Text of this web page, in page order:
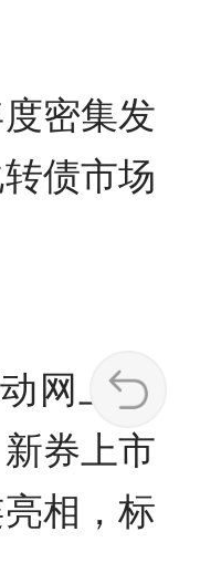
密集发
债市场
网上发
券上市
相，标